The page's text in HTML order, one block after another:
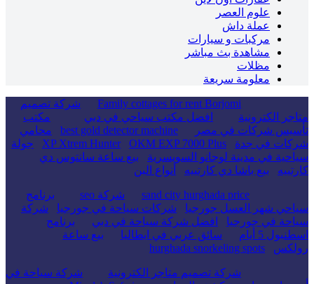
علوم العصر
عملة داش
مركبات و سيارات
مشاهدة بث مباشر
مظلات
معلومة سريعة
Family cottages for rent Borjomi
شركة تصميم
متاجر الكترونية
افضل مكتب سياحي في دبي
مكتب
تأسيس شركات في مصر
best gold detector machine
محامي
شركات في جدة
XP Xtrem Hunter OKM EXP 7000 Plus
جولة
سياحية في مدينة لوجانو السويسرية
بيع ساعة سانتوس دي
كارتييه
بيع باشا دي كارتييه أنواع البن
sand city hurghada price شركة seo
برنامج
سياحي شهر العسل جورجيا
شركات سياحة في جورجيا
شركة
سياحة في جورجيا
افضل شركة سياحة في دبي
برنامج
اسطنبول 5 أيام
سائق عربي في ايطاليا
بيع ساعة
رولكس
hurghada snorkeling spots
شركة تصميم متاجر الكترونية
شركة سياحة في